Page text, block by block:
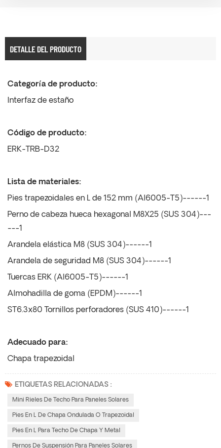
DETALLE DEL PRODUCTO
Categoría de producto:
Interfaz de estaño
Código de producto:
ERK-TRB-D32
Lista de materiales:
Pies trapezoidales en L de 152 mm (Al6005-T5)------1
Perno de cabeza hueca hexagonal M8X25 (SUS 304)---
---1
Arandela elástica M8 (SUS 304)------1
Arandela de seguridad M8 (SUS 304)------1
Tuercas ERK (Al6005-T5)------1
Almohadilla de goma (EPDM)------1
ST6.3x80 Tornillos perforadores (SUS 410)------1
Adecuado para:
Chapa trapezoidal
ETIQUETAS RELACIONADAS :
Mini Rieles De Techo Para Paneles Solares
Pies En L De Chapa Ondulada O Trapezoidal
Pies En L Para Techo De Chapa Y Metal
Pernos De Suspensión Para Paneles Solares